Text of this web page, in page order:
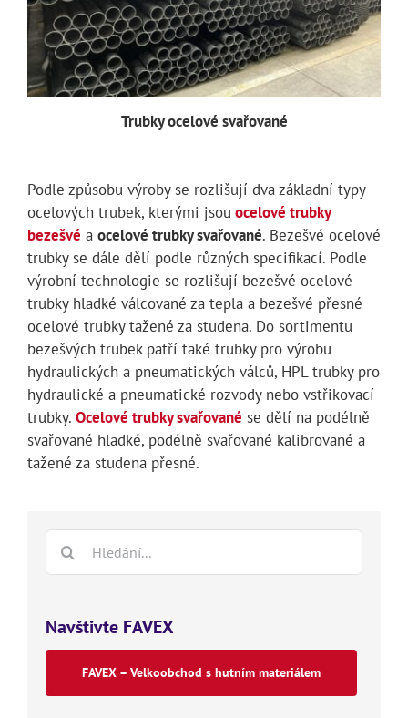
Trubky ocelové svařované
Podle způsobu výroby se rozlišují dva základní typy
ocelových trubek, kterými jsou ocelové trubky
bezešvé a ocelové trubky svařované. Bezešvé ocelové
trubky se dále dělí podle různých specifikací. Podle
výrobní technologie se rozlišují bezešvé ocelové
trubky hladké válcované za tepla a bezešvé přesné
ocelové trubky tažené za studena. Do sortimentu
bezešvých trubek patří také trubky pro výrobu
hydraulických a pneumatických válců, HPL trubky pro
hydraulické a pneumatické rozvody nebo vstřikovací
trubky. Ocelové trubky svařované se dělí na podélně
svařované hladké, podélně svařované kalibrované a
tažené za studena přesné.
Navštivte FAVEX
FAVEX – Velkoobchod s hutním materiálem